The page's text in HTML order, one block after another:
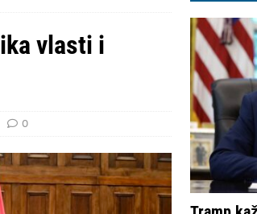
će insistirati na poništavanju odluka visokog
nedostaju snažne oružane snage zbog oslanjanja na
vlasti i
0